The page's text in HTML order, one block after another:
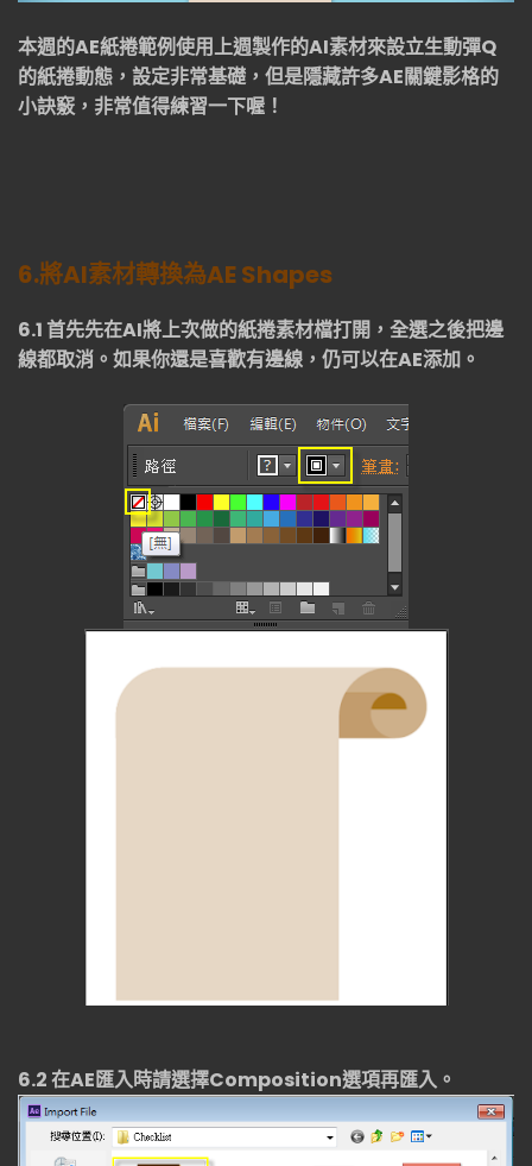
本週的AE紙捲範例使用上週製作的AI素材來設立生動彈Q
的紙捲動態，設定非常基礎，但是隱藏許多AE關鍵影格的
小訣竅，非常值得練習一下喔！
6.將AI素材轉換為AE Shapes
6.1 首先先在AI將上次做的紙捲素材檔打開，全選之後把邊
線都取消。如果你還是喜歡有邊線，仍可以在AE添加。
6.2在AE匯入時請選擇Composition選項再匯入。